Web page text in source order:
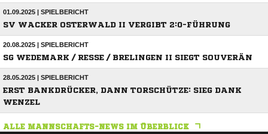
01.09.2025 | SPIELBERICHT
SV WACKER OSTERWALD II VERGIBT 2:0-FÜHRUNG
20.08.2025 | SPIELBERICHT
SG WEDEMARK / RESSE / BRELINGEN II SIEGT SOUVERÄN
28.05.2025 | SPIELBERICHT
ERST BANKDRÜCKER, DANN TORSCHÜTZE: SIEG DANK
WENZEL
ALLE MANNSCHAFTS-NEWS IM ÜBERBLICK